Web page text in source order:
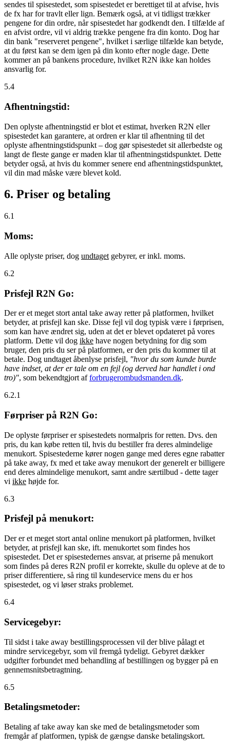
sendes til spisestedet, som spisestedet er berettiget til at afvise, hvis
de fx har for travlt eller lign. Bemærk også, at vi tidligst trækker
pengene for din ordre, når spisestedet har godkendt den. I tilfælde af
en afvist ordre, vil vi aldrig trække pengene fra din konto. Dog har
din bank "reserveret pengene", hvilket i særlige tilfælde kan betyde,
at du først kan se dem igen på din konto efter nogle dage. Dette
kommer an på bankens procedure, hvilket R2N ikke kan holdes
ansvarlig for.
5.4
Afhentningstid:
Den oplyste afhentningstid er blot et estimat, hverken R2N eller
spisestedet kan garantere, at ordren er klar til afhentning til det
oplyste afhentningstidspunkt – dog gør spisestedet sit allerbedste og
langt de fleste gange er maden klar til afhentningstidspunktet. Dette
betyder også, at hvis du kommer senere end afhentningstidspunktet,
vil din mad måske være blevet kold.
6. Priser og betaling
6.1
Moms:
Alle oplyste priser, dog undtaget gebyrer, er inkl. moms.
6.2
Prisfejl R2N Go:
Der er et meget stort antal take away retter på platformen, hvilket
betyder, at prisfejl kan ske. Disse fejl vil dog typisk være i førprisen,
som kan have ændret sig, uden at det er blevet opdateret på vores
platform. Dette vil dog ikke have nogen betydning for dig som
bruger, den pris du ser på platformen, er den pris du kommer til at
betale. Dog undtaget åbenlyse prisfejl, "hvor du som kunde burde
have indset, at der er tale om en fejl (og derved har handlet i ond
tro)", som bekendtgjort afforbrugerombudsmanden.dk.
6.2.1
Førpriser på R2N Go:
De oplyste førpriser er spisestedets normalpris for retten. Dvs. den
pris, du kan købe retten til, hvis du bestiller fra deres almindelige
menukort. Spisestederne kører nogen gange med deres egne rabatter
på take away, fx med et take away menukort der generelt er billigere
end deres almindelige menukort, samt andre særtilbud - dette tager
vi ikke højde for.
6.3
Prisfejl på menukort:
Der er et meget stort antal online menukort på platformen, hvilket
betyder, at prisfejl kan ske, ift. menukortet som findes hos
spisestedet. Det er spisestedernes ansvar, at priserne på menukort
som findes på deres R2N profil er korrekte, skulle du opleve at de to
priser differentiere, så ring til kundeservice mens du er hos
spisestedet, og vi løser straks problemet.
6.4
Servicegebyr:
Til sidst i take away bestillingsprocessen vil der blive pålagt et
mindre servicegebyr, som vil fremgå tydeligt. Gebyret dækker
udgifter forbundet med behandling af bestillingen og bygger på en
gennemsnitsbetragtning.
6.5
Betalingsmetoder:
Betaling af take away kan ske med de betalingsmetoder som
fremgår af platformen, typisk de gængse danske betalingskort.